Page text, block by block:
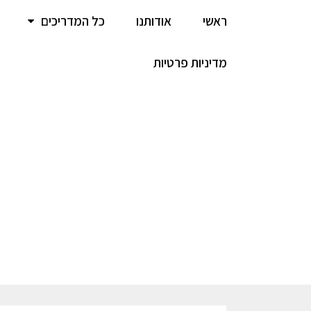
ראשי אודותנו כל המדריכים
מדיניות פרטיות